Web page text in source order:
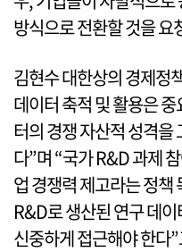
방식으로 전환할 것을 요
김현수 대한상의 경제정
데이터 축적 및 활용은
터의 경쟁 자산적 성격을
다”며 “국가 R&D 과제
업 경쟁력 제고라는 정책
R&D로 생산된 연구 데
신중하게 접근해야 한다